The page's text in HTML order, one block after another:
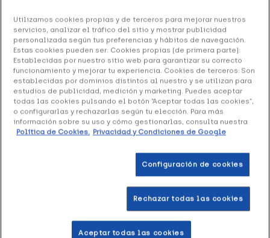
Ref: 1625977
Lacer Cepillo Dental Infantil, 1 Ud
5.00 €
+ 10 puntosHealthies
Cepillo dental infantil especialmente diseñado para la
higiene bucal de los niños de 2 a 6 años.
Utilizamos cookies propias y de terceros para mejorar nuestros
servicios, analizar el tráfico del sitio y mostrar publicidad
personalizada según tus preferencias y hábitos de navegación.
Estas cookies pueden ser: Cookies propias (de primera parte):
Establecidas por nuestro sitio web para garantizar su correcto
funcionamiento y mejorar tu experiencia. Cookies de terceros: Son
establecidas por dominios distintos al nuestro y se utilizan para
estudios de publicidad, medición y marketing. Puedes aceptar
todas las cookies pulsando el botón “Aceptar todas las cookies”,
o configurarlas y rechazarlas según tu elección. Para más
información sobre su uso y cómo gestionarlas, consulta nuestra
Política de Cookies. Privacidad y Condiciones de Google
Configuración de cookies
Rechazar todas las cookies
Aceptar todas las cookies